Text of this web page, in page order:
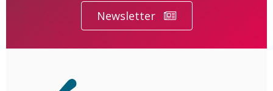
Newsletter